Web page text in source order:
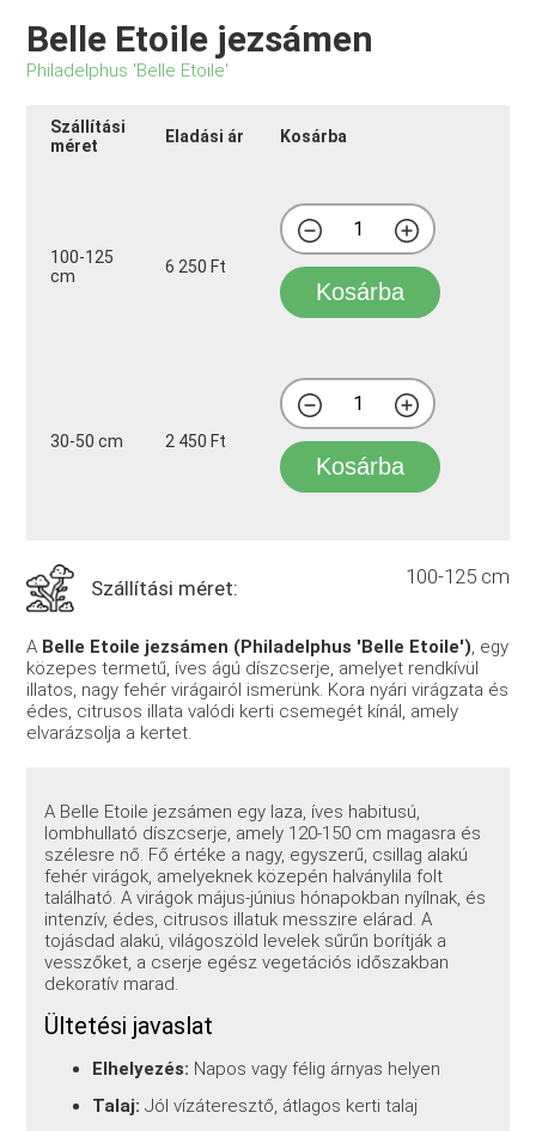
Belle Etoile jezsámen
Philadelphus 'Belle Etoile'
Szállítási
méret
Eladási ár Kosárba
100-125
cm
6 250 Ft
Kosárba
30-50 cm 2 450 Ft
Kosárba
Szállítási méret: 100-125 cm
A Belle Etoile jezsámen (Philadelphus 'Belle Etoile'), egy
közepes termetű, íves ágú díszcserje, amelyet rendkívül
illatos, nagy fehér virágairól ismerünk. Kora nyári virágzata és
édes, citrusos illata valódi kerti csemegét kínál, amely
elvarázsolja a kertet.
A Belle Etoile jezsámen egy laza, íves habitusú,
lombhullató díszcserje, amely 120-150 cm magasra és
szélesre nő. Fő értéke a nagy, egyszerű, csillag alakú
fehér virágok, amelyeknek közepén halványlila folt
található. A virágok május-június hónapokban nyílnak, és
intenzív, édes, citrusos illatuk messzire elárad. A
tojásdad alakú, világoszöld levelek sűrűn borítják a
vesszőket, a cserje egész vegetációs időszakban
dekoratív marad.
Ültetési javaslat
Elhelyezés: Napos vagy félig árnyas helyen
Talaj: Jól vízáteresztő, átlagos kerti talaj